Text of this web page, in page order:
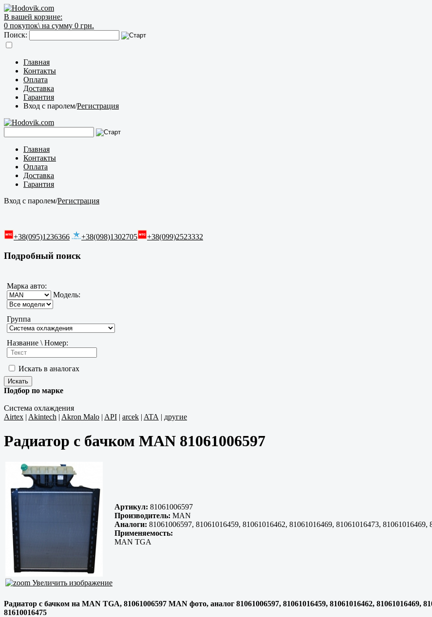
В вашей корзине:
0 покупок\ на сумму 0 грн.
Поиск:
Главная
Контакты
Оплата
Доставка
Гарантия
Вход с паролем/Регистрация
Главная
Контакты
Оплата
Доставка
Гарантия
Вход с паролем/Регистрация
+38(095)1236366 +38(098)1302705 +38(099)2523332
Подробный поиск
Марка авто:
Модель:
Группа
Название \ Номер:
Искать в аналогах
Подбор по марке
Система охлаждения
Airtex | Akintech | Akron Malo | API | arcek | ATA | другие
Радиатор с бачком MAN 81061006597
Увеличить изображение
Артикул: 81061006597
Производитель: MAN
Аналоги: 81061006597, 81061016459, 81061016462, 81061016469, 81061016473,
Применяемость:
MAN TGA
Радиатор с бачком на MAN TGA, 81061006597 MAN фото, аналог 81061006597, 81061016459, 81061016462, 81061016469,
81610016475